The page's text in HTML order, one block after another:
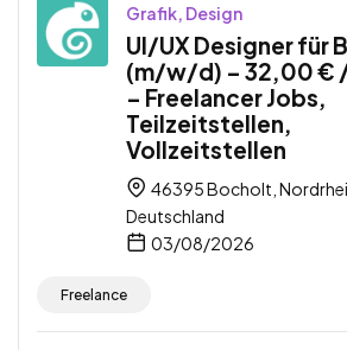
Grafik, Design
UI/UX Designer für
(m/w/d) – 32,00 €
– Freelancer Jobs,
Teilzeitstellen,
Vollzeitstellen
46395 Bocholt,
Deutschland
03/08/2026
Freelance